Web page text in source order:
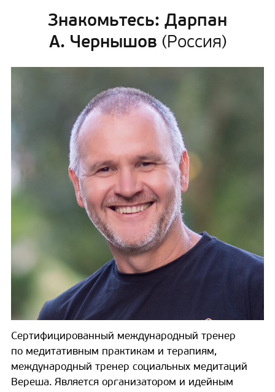
Знакомьтесь: Дарпан
А. Чернышов (Россия)
Сертифицированный международный тренер
по медитативным практикам и терапиям,
международный тренер социальных медитаций
Вереша. Является организатором и идейным